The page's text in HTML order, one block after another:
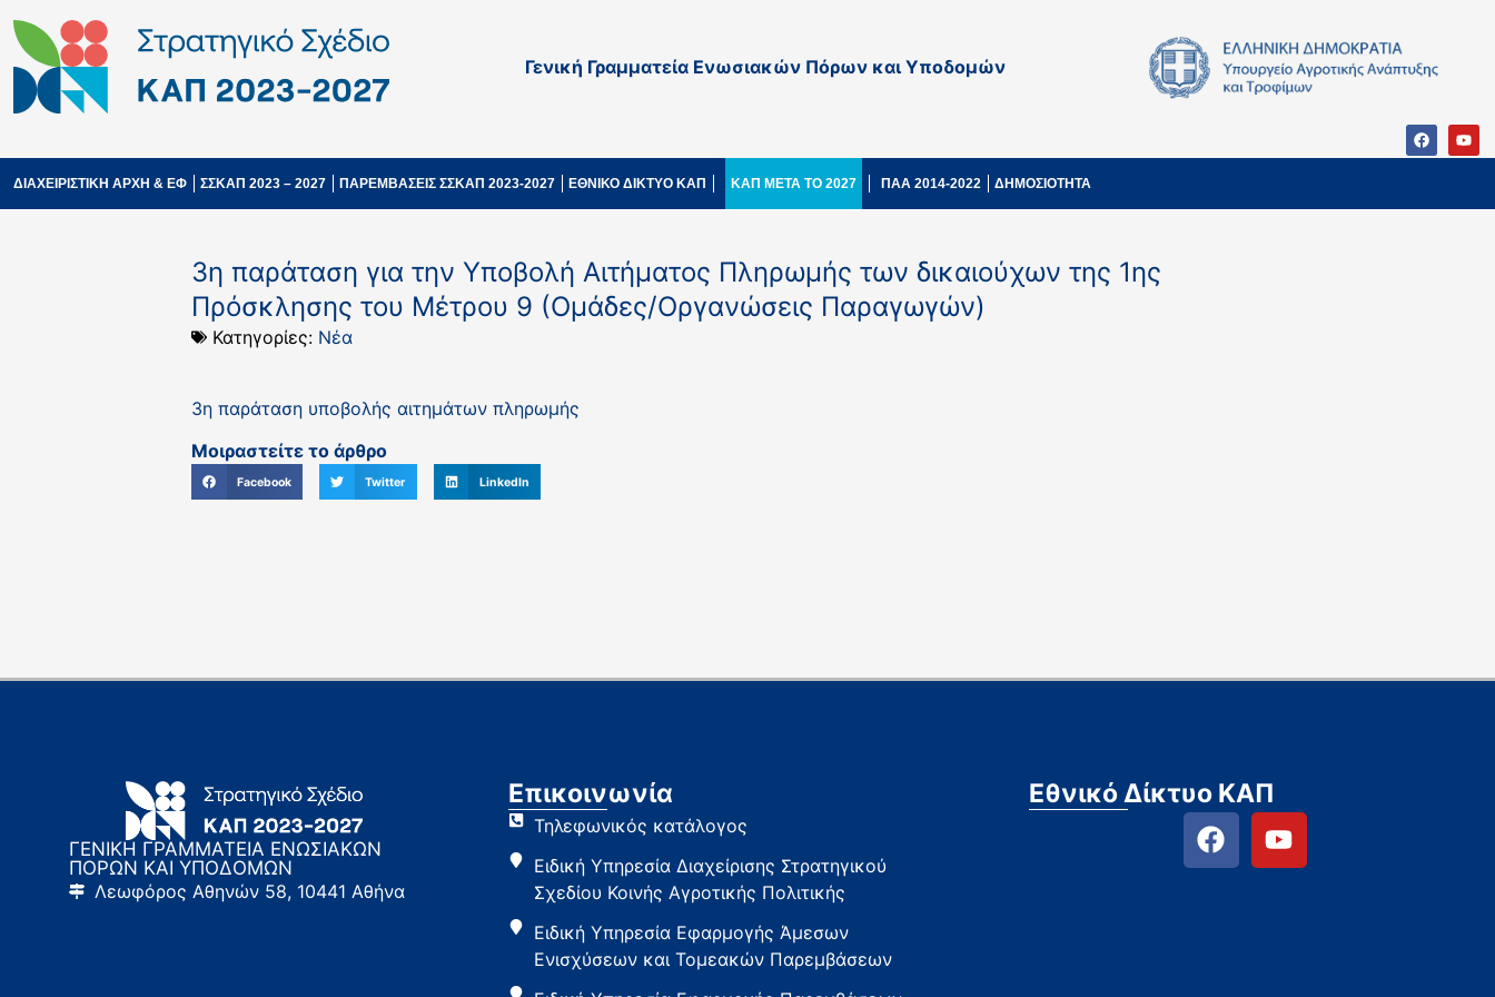
Γενική Γραμματεία Ενωσιακών Πόρων και Υποδομών
ΔΙΑΧΕΙΡΙΣΤΙΚΗ ΑΡΧΗ & ΕΦ ΣΣΚΑΠ 2023 – 2027 ΠΑΡΕΜΒΑΣΕΙΣ ΣΣΚΑΠ 2023-2027 ΕΘΝΙΚΟ ΔΙΚΤΥΟ ΚΑΠ ΚΑΠ ΜΕΤΑ ΤΟ 2027 ΠΑΑ 2014-2022 ΔΗΜΟΣΙΟΤΗΤΑ
3η παράταση για την Υποβολή Αιτήματος Πληρωμής των δικαιούχων της 1ης
Πρόσκλησης του Μέτρου 9 (Ομάδες/Οργανώσεις Παραγωγών)
Κατηγορίες: Νέα
3η παράταση υποβολής αιτημάτων πληρωμής
Μοιραστείτε το άρθρο
Facebook Twitter LinkedIn
ΓΕΝΙΚΗ ΓΡΑΜΜΑΤΕΙΑ ΕΝΩΣΙΑΚΩΝ
ΠΟΡΩΝ ΚΑΙ ΥΠΟΔΟΜΩΝ
Λεωφόρος Αθηνών 58, 10441 Αθήνα
Επικοινωνία
Τηλεφωνικός κατάλογος
Ειδική Υπηρεσία Διαχείρισης Στρατηγικού
Σχεδίου Κοινής Αγροτικής Πολιτικής
Ειδική Υπηρεσία Εφαρμογής Άμεσων
Ενισχύσεων και Τομεακών Παρεμβάσεων
Εθνικό Δίκτυο ΚΑΠ